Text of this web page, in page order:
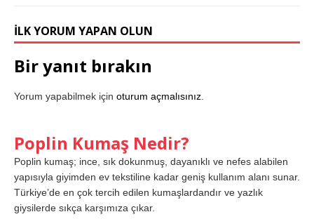
İLK YORUM YAPAN OLUN
Bir yanıt bırakın
Yorum yapabilmek için oturum açmalısınız.
Poplin Kumaş Nedir?
Poplin kumaş; ince, sık dokunmuş, dayanıklı ve nefes alabilen
yapısıyla giyimden ev tekstiline kadar geniş kullanım alanı sunar.
Türkiye’de en çok tercih edilen kumaşlardandır ve yazlık
giysilerde sıkça karşımıza çıkar.